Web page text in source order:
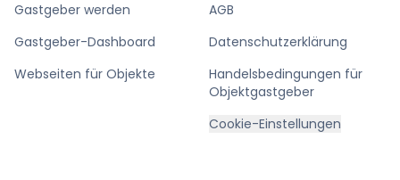
Gastgeber werden
Gastgeber-Dashboard
Webseiten für Objekte
AGB
Datenschutzerklärung
Handelsbedingungen für
Objektgastgeber
Cookie-Einstellungen